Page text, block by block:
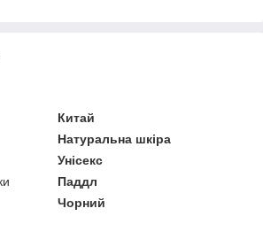
Китай
Натуральна шкіра
Унісекс
Паддл
Чорний